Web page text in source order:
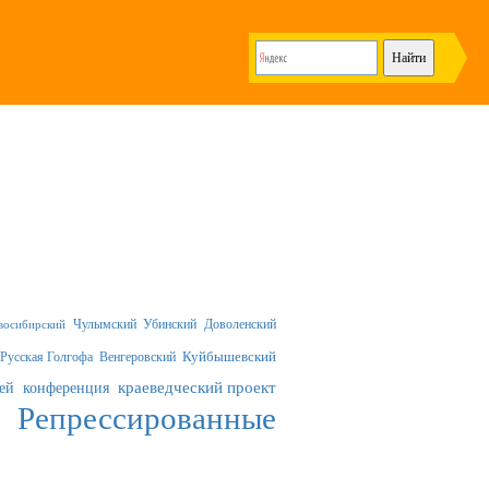
Чулымский Убинский Доволенский
Русская Голгофа Венгеровский Куйбышевский
конференция краеведческий проект
Репрессированные